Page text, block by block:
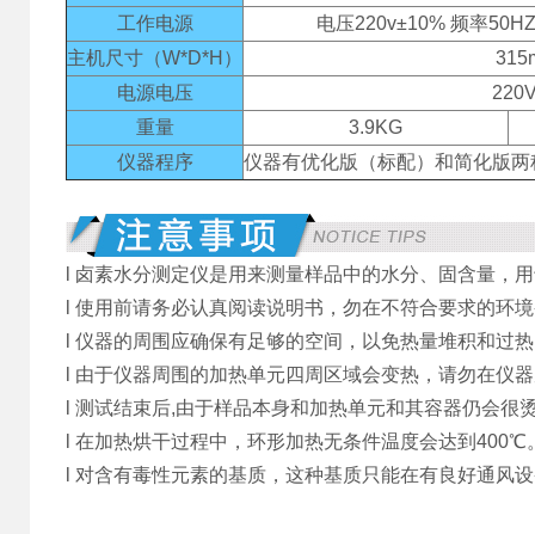
工作电源
电压220v±10% 频率
主机尺寸（W*D*H）
电源电压
重量
3.9KG
仪器程序
仪器有优化版（标配）和简化版
l 卤素水分测定仪是用来测量样品中的水分、固含量，
l 使用前请务必认真阅读说明书，勿在不符合要求的环
l 仪器的周围应确保有足够的空间，以免热量堆积和过热
l 由于仪器周围的加热单元四周区域会变热，请勿在仪
l 测试结束后,由于样品本身和加热单元和其容器仍会很
l 在加热烘干过程中，环形加热无条件温度会达到
l 对含有毒性元素的基质，这种基质只能在有良好通风